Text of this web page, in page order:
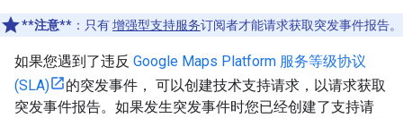
**注意** ：只有增强型支持服务订阅者才能请求获取突发事件报告。
如果您遇到了违反 Google Maps Platform 服务等级协议
(SLA)
的突发事件， 可以创建技术支持请求，以请求获取
突发事件报告。如果发生突发事件时您已经创建了支持请